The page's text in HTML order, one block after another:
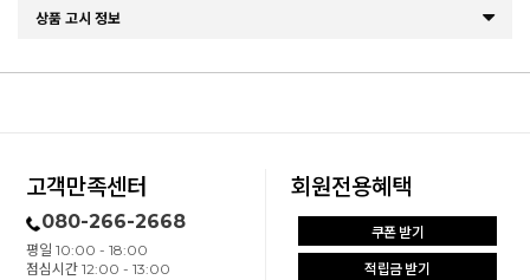
상품 고시 정보
고객만족센터
080-266-2668
평일 10:00 - 18:00
점심시간 12:00 - 13:00
회원전용혜택
쿠폰 받기
적립금 받기